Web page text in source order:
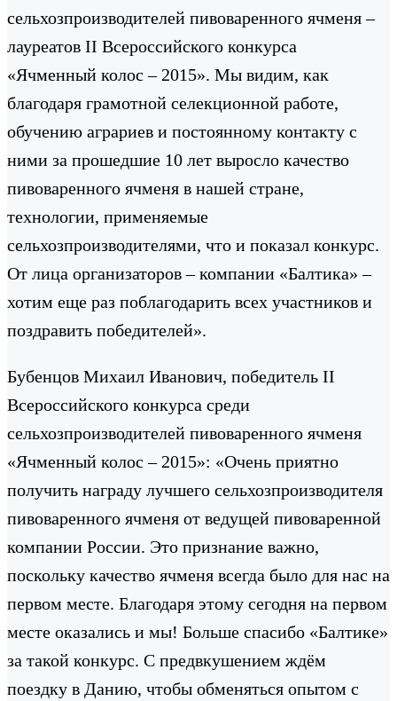
сельхозпроизводителей пивоваренного ячменя –
лауреатов II Всероссийского конкурса
«Ячменный колос – 2015». Мы видим, как
благодаря грамотной селекционной работе,
обучению аграриев и постоянному контакту с
ними за прошедшие 10 лет выросло качество
пивоваренного ячменя в нашей стране,
технологии, применяемые
сельхозпроизводителями, что и показал конкурс.
От лица организаторов – компании «Балтика» –
хотим еще раз поблагодарить всех участников и
поздравить победителей».
Бубенцов Михаил Иванович, победитель II
Всероссийского конкурса среди
сельхозпроизводителей пивоваренного ячменя
«Ячменный колос – 2015»: «Очень приятно
получить награду лучшего сельхозпроизводителя
пивоваренного ячменя от ведущей пивоваренной
компании России. Это признание важно,
поскольку качество ячменя всегда было для нас на
первом месте. Благодаря этому сегодня на первом
месте оказались и мы! Больше спасибо «Балтике»
за такой конкурс. С предвкушением ждём
поездку в Данию, чтобы обменяться опытом с